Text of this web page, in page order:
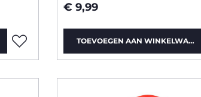
€ 9,99
TOEVOEGEN AAN WINKELWAGEN